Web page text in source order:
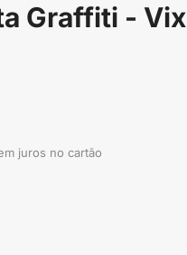
Graffiti - Vix
juros no cartão